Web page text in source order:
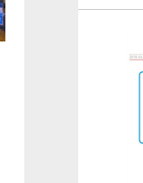
2026-08-
注意！
2026-
成功避